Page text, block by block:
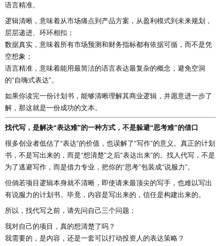
语言精准。
逻辑清晰，意味着从市场痛点到产品方案，从盈利模式到未来规划，
层层递进、环环相扣；
数据真实，意味着所有市场预测和财务指标都有依据可循，而不是凭
空想象；
语言精准，意味着能用最简洁的语言表达最复杂的概念，避免空洞
的“自嗨式表达”。
如果你读完一份计划书，能够清晰理解其商业逻辑，并愿意进一步了
解，那这就是一份成功的文本。
找代写，是解决“表达难”的一种方式，不是躲避“思考难”的借口
很多创业者低估了“表达”的价值，也误解了“写作”的意义。真正的计划
书，不是写出来的，而是“想清楚”之后“表达出来”的。找人代写，不是
为了逃避写作，而是借力专业，把你的“思考”包装成“说服力”。
但倘若项目逻辑本身就不清晰，即使请来最顶尖的写手，也难以写出
有说服力的计划书。毕竟，内容是写出来的，信任是构建出来的。
所以，找代写之前，请先问自己三个问题：
我对自己的项目，真的想清楚了吗？
我需要的，是内容，还是一套可以打动投资人的表达策略？